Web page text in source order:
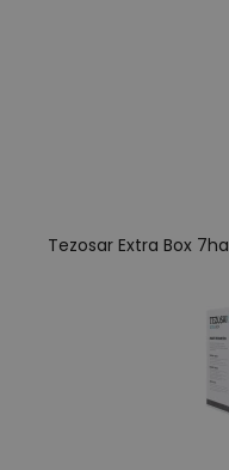
Tezosar Extra Box